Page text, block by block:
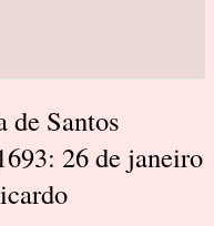
Santos
26 de janeiro